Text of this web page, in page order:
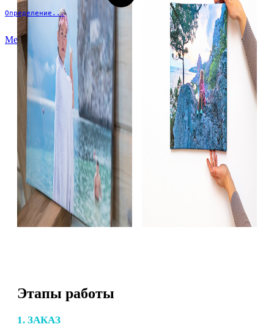
Определение...
Меню
Этапы работы
1. ЗАКАЗ